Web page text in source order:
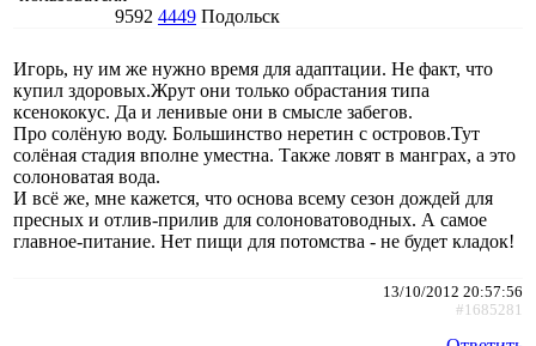
9592 4449 Подольск
Игорь, ну им же нужно время для адаптации. Не факт, что
купил здоровых.Жрут они только обрастания типа
ксенококус. Да и ленивые они в смысле забегов.
Про солёную воду. Большинство неретин с островов.Тут
солёная стадия вполне уместна. Также ловят в манграх, а это
солоноватая вода.
И всё же, мне кажется, что основа всему сезон дождей для
пресных и отлив-прилив для солоноватоводных. А самое
главное-питание. Нет пищи для потомства - не будет кладок!
13/10/2012 20:57:56
#1685281